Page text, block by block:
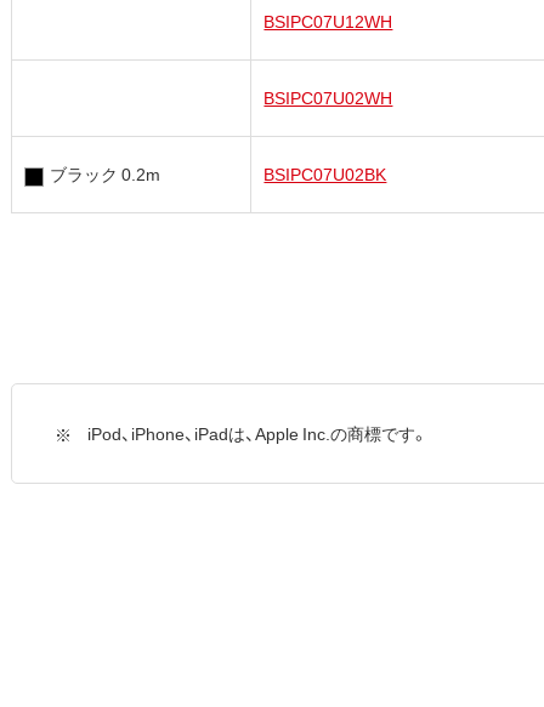
BSIPC07U12WH
BSIPC07U02WH
ブラック 0.2m BSIPC07U02BK
iPod、iPhone、iPadは、Apple Inc.の商標です。